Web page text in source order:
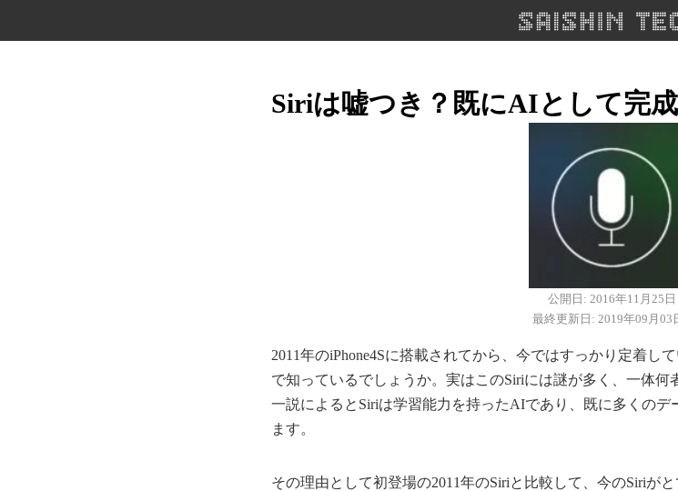
Siriは嘘つき？既にAIとして完
公開日: 2016年11月25日
最終更新日: 2019年09月03
2011年のiPhone4Sに搭載されてから、今ではすっかり定着し
で知っているでしょうか。実はこのSiriには謎が多く、一体何
一説によるとSiriは学習能力を持ったAIであり、既に多くのデ
ます。
その理由として初登場の2011年のSiriと比較して、今のSiriが